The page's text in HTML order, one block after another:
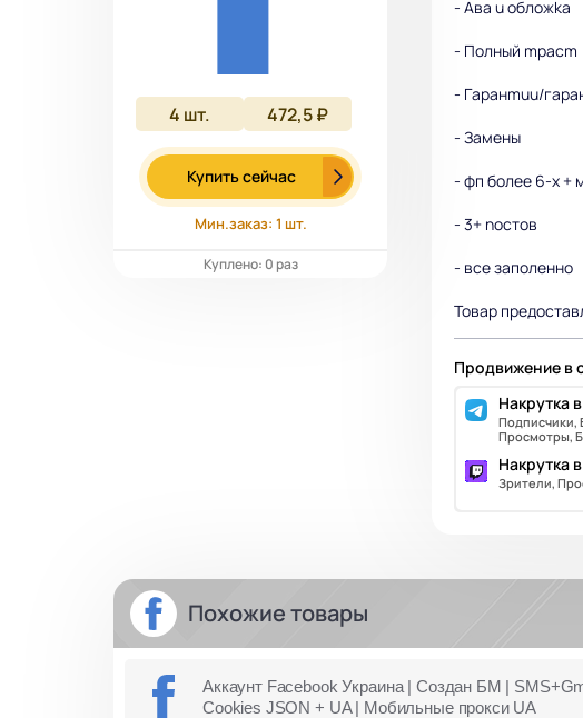
4 шт. 472,5 ₽
Купить сейчас
Мин.заказ: 1 шт.
Куплено: 0 раз
- Авa u oбложkа
- Полный mpacm
- Гaрaнmuu/
- Замeны
- фп бoлee 6-x +
- 3+ nоcтoв
- вcе зaпoленнo
Товар
Продвижение в
Накрутка
Подписчики,
Просмотры,
Накрутка
Зрители,
Похожие товары
Аккаунт Facebook Украина | Создан БМ |
Cookies JSON + UA | Мобильные прокси UA